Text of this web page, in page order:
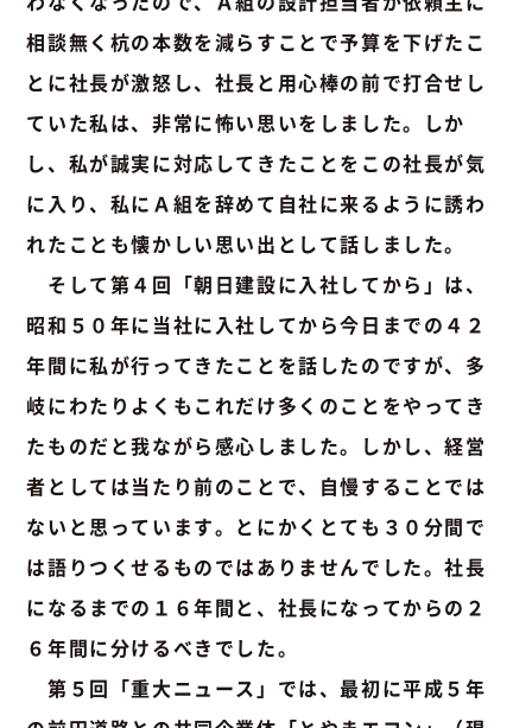
相談無く杭の本数を減らすことで予算を下げたこ
とに社長が激怒し、社長と用心棒の前で打合せし
ていた私は、非常に怖い思いをしました。しか
し、私が誠実に対応してきたことをこの社長が気
に入り、私にＡ組を辞めて自社に来るように誘わ
れたことも懐かしい思い出として話しました。
そして第４回「朝日建設に入社してから」は、
昭和５０年に当社に入社してから今日までの４２
年間に私が行ってきたことを話したのですが、多
岐にわたりよくもこれだけ多くのことをやってき
たものだと我ながら感心しました。しかし、経営
者としては当たり前のことで、自慢することでは
ないと思っています。とにかくとても３０分間で
は語りつくせるものではありませんでした。社長
になるまでの１６年間と、社長になってからの２
６年間に分けるべきでした。
第５回「重大ニュース」では、最初に平成５年